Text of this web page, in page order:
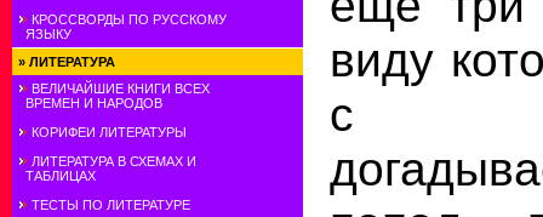
КРОССВОРДЫ ПО РУССКОМУ
ЯЗЫКУ
» ЛИТЕРАТУРА
ВЕЛИЧАЙШИЕ КНИГИ ВСЕХ
ВРЕМЕН И НАРОДОВ
КОРИФЕИ ЛИТЕРАТУРЫ
ЛИТЕРАТУРА В СХЕМАХ И
ТАБЛИЦАХ
ТЕСТЫ ПО ЛИТЕРАТУРЕ
виду
с